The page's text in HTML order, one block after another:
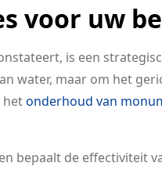
voor uw
is een
water, maar om het
hetonderhoud van
bepaalt de effectiviteit